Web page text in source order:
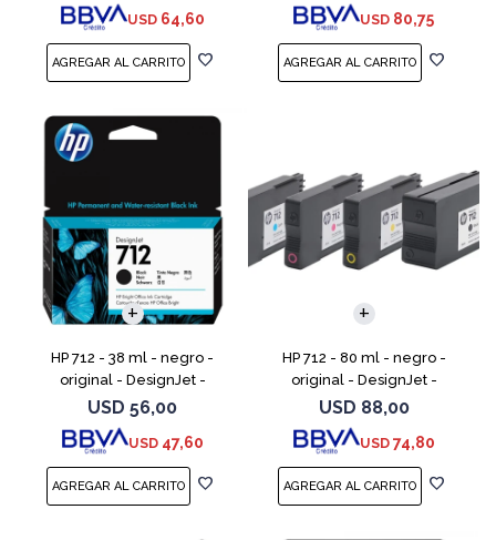
USD 64,60 USD 80,75
HP 712 - 38 ml - negro -
original - DesignJet -
cartucho de tinta - para
DesignJet Studio, T210, T230,
T250, T630, T650
USD 56,00
USD 47,60
HP 712 - 80 ml - negro -
original - DesignJet -
cartucho de tinta - para
DesignJet Studio, T210, T230,
T250, T630, T650
USD 88,00
USD 74,80